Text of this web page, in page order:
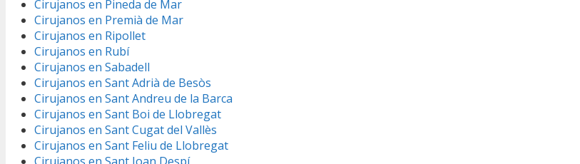
Cirujanos en Pineda de Mar
Cirujanos en Premià de Mar
Cirujanos en Ripollet
Cirujanos en Rubí
Cirujanos en Sabadell
Cirujanos en Sant Adrià de Besòs
Cirujanos en Sant Andreu de la Barca
Cirujanos en Sant Boi de Llobregat
Cirujanos en Sant Cugat del Vallès
Cirujanos en Sant Feliu de Llobregat